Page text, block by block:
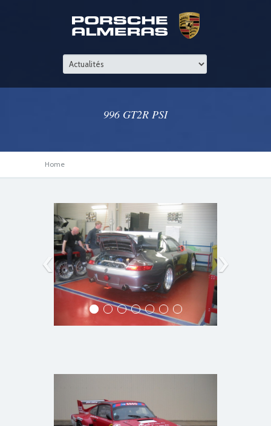
996 GT2R PSI
Home
‹ ›